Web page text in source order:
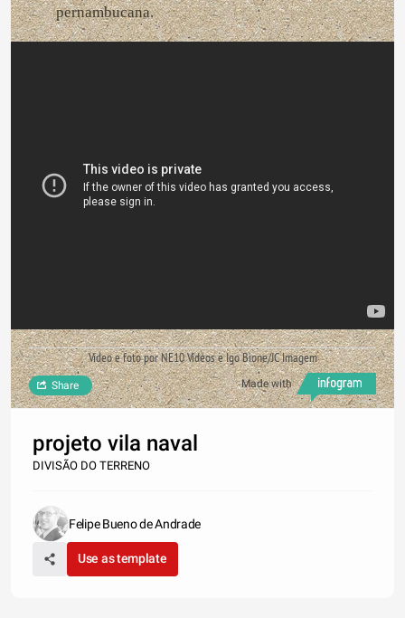
pernambucana.
Vídeo e foto por NE10 Vídeos e Igo Bione/JC Imagem
Made with
Share
projeto vila naval
DIVISÃO DO TERRENO
Felipe Bueno de Andrade
Use as template